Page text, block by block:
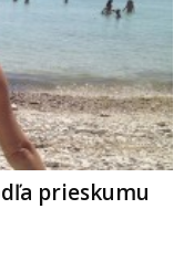
prieskumu